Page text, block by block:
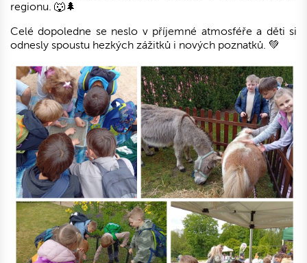
regionu. 🐺🌲
Celé dopoledne se neslo v příjemné atmosféře a děti si
odnesly spoustu hezkých zážitků i nových poznatků. 💚